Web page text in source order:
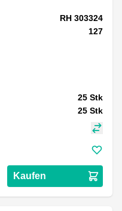
RH 303324
127
25 Stk
25 Stk
Kaufen